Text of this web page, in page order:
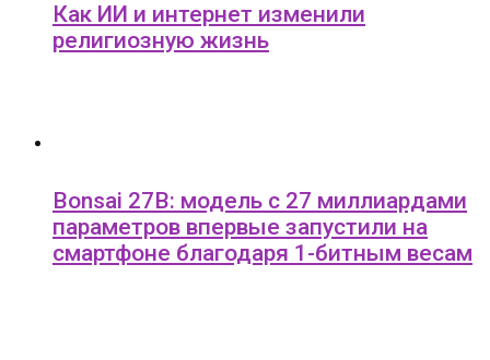
Как ИИ и интернет изменили
религиозную жизнь
Bonsai 27B: модель с 27 миллиардами
параметров впервые запустили на
смартфоне благодаря 1-битным весам